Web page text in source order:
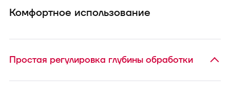
Комфортное использование
Простая регулировка глубины обработки